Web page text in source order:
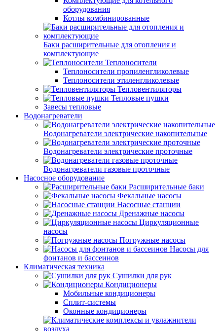
оборудования
Котлы комбинированные
Баки расширительные для отопления и
комплектующие
Теплоносители
Теплоносители пропиленгликолевые
Теплоносители этиленгликолевые
Тепловентиляторы
Тепловые пушки
Завесы тепловые
Водонагреватели
Водонагреватели электрические накопительные
Водонагреватели электрические проточные
Водонагреватели газовые проточные
Насосное оборудование
Расширительные баки
Фекальные насосы
Насосные станции
Дренажные насосы
Циркуляционные
насосы
Погружные насосы
Насосы для
фонтанов и бассеинов
Климатическая техника
Сушилки для рук
Кондиционеры
Мобильные кондиционеры
Сплит-системы
Оконные кондиционеры